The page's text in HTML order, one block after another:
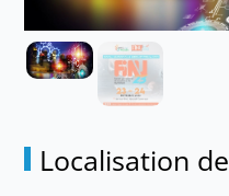
Localisation de